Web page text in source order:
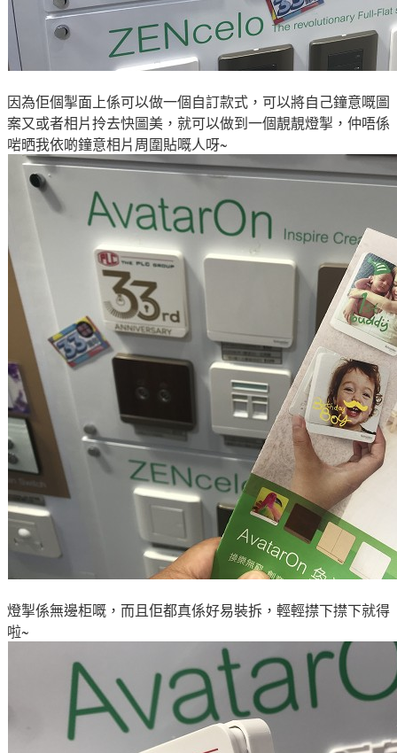
因為佢個掣面上係可以做一個自訂款式 ，可以將自己鐘意嘅圖
案又或者相片拎去快圖美，就可以做到一個靚靚燈掣 ，仲唔係
啱晒我依啲鐘意相片周圍貼嘅人呀~
燈掣係無邊柜嘅 ，而且佢都真係好易裝拆 ，輕輕㩒下㩒下就得
啦~